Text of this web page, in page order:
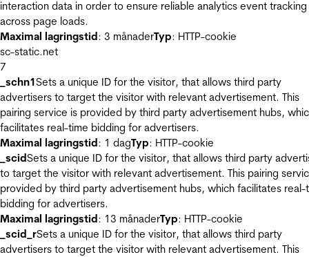
interaction data in order to ensure reliable analytics event tracking
across page loads.
Maximal lagringstid: 3 månaderTyp: HTTP-cookie
sc-static.net
7
_schn1Sets a unique ID for the visitor, that allows third party
advertisers to target the visitor with relevant advertisement. This
pairing service is provided by third party advertisement hubs,
facilitates real-time bidding for advertisers.
Maximal lagringstid: 1 dagTyp: HTTP-cookie
_scidSets a unique ID for the visitor, that allows third party
to target the visitor with relevant advertisement. This pairing
provided by third party advertisement hubs, which facilitates real-
bidding for advertisers.
Maximal lagringstid: 13 månaderTyp: HTTP-cookie
_scid_rSets a unique ID for the visitor, that allows third party
advertisers to target the visitor with relevant advertisement. This